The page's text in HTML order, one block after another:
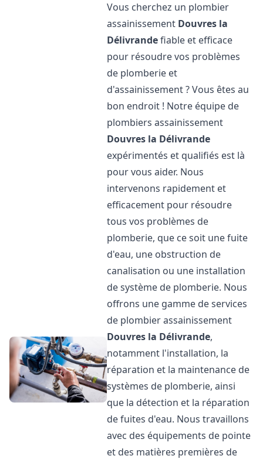
Vous cherchez un plombier
assainissement Douvres la
Délivrandefiable et efficace
pour résoudre vos problèmes
de plomberie et
d'assainissement ? Vous êtes au
bon endroit ! Notre équipe de
plombiers assainissement
Douvres la Délivrande
expérimentés et qualifiés est là
pour vous aider. Nous
intervenons rapidement et
efficacement pour résoudre
tous vos problèmes de
plomberie, que ce soit une fuite
d'eau, une obstruction de
canalisation ou une installation
de système de plomberie. Nous
offrons une gamme de services
de plombier assainissement
Douvres la Délivrande,
notamment l'installation, la
réparation et la maintenance de
systèmes de plomberie, ainsi
que la détection et la réparation
de fuites d'eau. Nous travaillons
avec des équipements de pointe
et des matières premières de